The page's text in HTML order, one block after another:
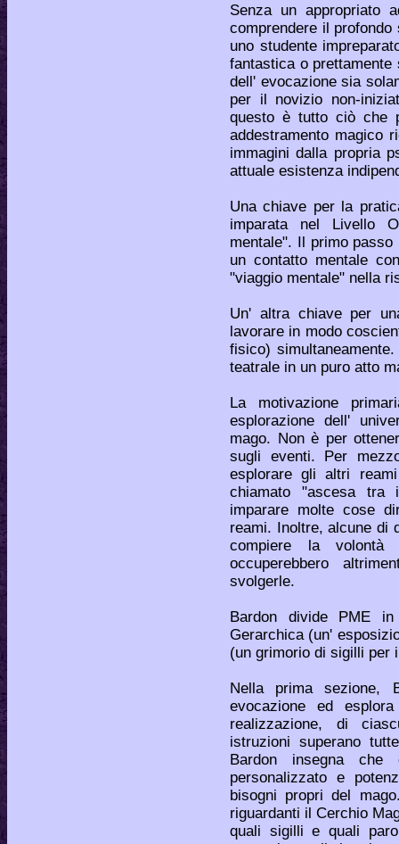
Senza un appropriato
comprendere il
uno studente
fantastica o
dell' evocazione sia
per il novizio non-
questo è tutto ciò che
addestramento magico
immagini dalla propria
attuale esistenza
Una chiave per la
imparata nel Livello
mentale". Il primo
un contatto mentale
"viaggio mentale" nella
Un' altra chiave per
lavorare in modo
fisico)
teatrale in un puro atto
La motivazione
esplorazione dell'
mago. Non è per
sugli eventi. Per
esplorare gli altri
chiamato "ascesa tra
imparare molte cose
reami. Inoltre, alcune di
compiere la
occuperebbero
svolgerle.
Bardon divide PME
Gerarchica (un'
(un grimorio di sigilli per
Nella prima sezione,
evocazione ed
realizzazione, di
istruzioni superano
Bardon insegna
personalizzato e
bisogni propri del
riguardanti il Cerchio
quali sigilli e quali